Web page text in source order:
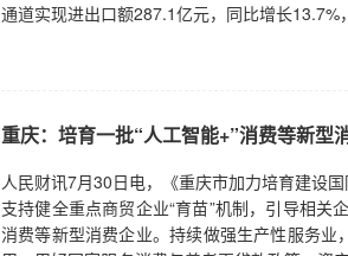
通道实现进出口额287.1亿元，同比增长
重庆：培育一批“人工智能+”消费等新型
人民财讯7月30日电，《重庆市加力培育建设
支持健全重点商贸企业“育苗”机制，引导相关
消费等新型消费企业。持续做强生产性服务